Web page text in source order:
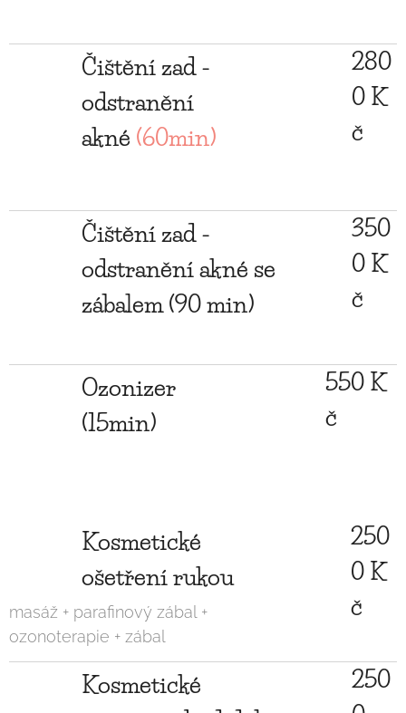
Čištění zad -
odstranění
akné (60min)
280
0 K
č
Čištění zad -
odstranění akné se
zábalem (90 min)
350
0 K
č
Ozonizer
(15min)
550 K
č
Kosmetické
ošetření rukou
masáž + parafinový zábal +
ozonoterapie + zábal
250
0 K
č
Kosmetické
250